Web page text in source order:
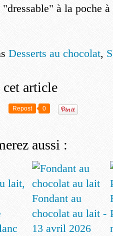
à la poche
Desserts au chocolat,
cet article
Repost 0
aussi :
Fondant au
chocolat au lait -
13 avril 2026